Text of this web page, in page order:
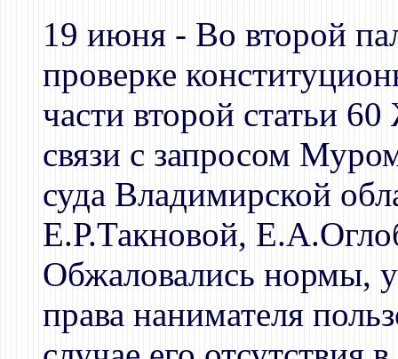
19 июня - Во второй
проверке
части второй статьи
связи с запросом
суда Владимирской
Е.Р.Такновой,
Обжаловались нормы,
права нанимателя